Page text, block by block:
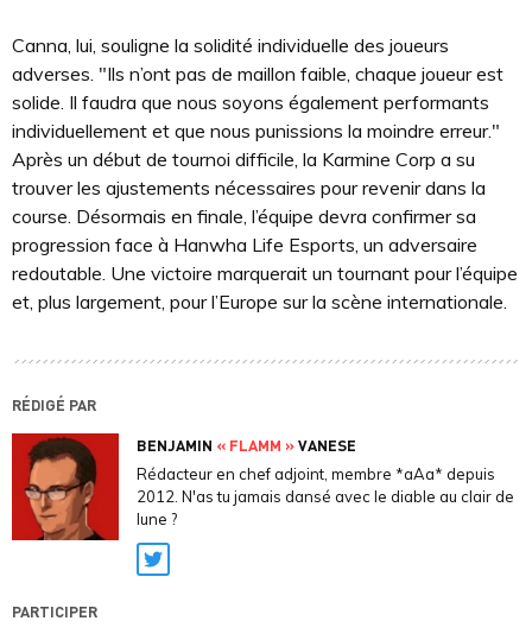
Canna, lui, souligne la solidité individuelle des joueurs
adverses. "Ils n’ont pas de maillon faible, chaque joueur est
solide. Il faudra que nous soyons également performants
individuellement et que nous punissions la moindre erreur."
Après un début de tournoi difficile, la Karmine Corp a su
trouver les ajustements nécessaires pour revenir dans la
course. Désormais en finale, l’équipe devra confirmer sa
progression face à Hanwha Life Esports, un adversaire
redoutable. Une victoire marquerait un tournant pour l’équipe
et, plus largement, pour l’Europe sur la scène internationale.
RÉDIGÉ PAR
BENJAMIN « FLAMM »VANESE
Rédacteur en chef adjoint, membre *aAa* depuis
2012. N'as tu jamais dansé avec le diable au clair de
lune ?
Twitter
PARTICIPER